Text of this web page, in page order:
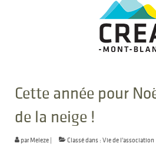
Cette année pour
de la neige !
parMeleze | Classé dans : Vie de l'association